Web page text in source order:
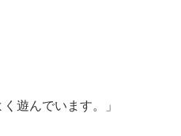
遊んでいます。」